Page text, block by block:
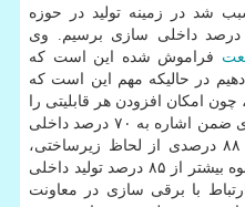
شد در زمینه تولید در حوزه
طراحی قطار مترو به سطح ۸۵ درصد داخلی سازی برسیم. وی
فراموش شده این است که
در حالیکه مهم این است که
امکان افزودن هر قابلیتی را
به ترتیب به دست می آوریم. ستاری ضمن اشاره به ۷۰ درصد داخلی
سازی قطار ملی و داخلی سازی ۸۸ درصدی از لحاظ زیرساختی،
اظهار داشت: می توانیم در تولید انبوه بیشتر از ۸۵ درصد تولید داخلی
با برقی سازی در معاونت